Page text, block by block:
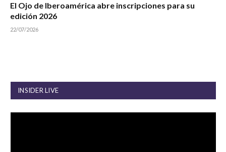
El Ojo de Iberoamérica abre inscripciones para su
edición 2026
22/07/2026
INSIDER LIVE